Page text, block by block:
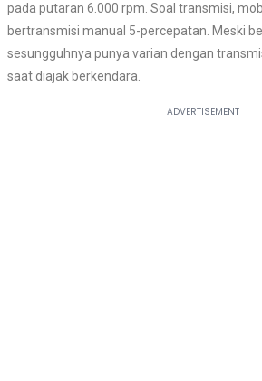
pada putaran 6.000 rpm. Soal transmisi,
bertransmisi manual 5-percepatan. Meski
sesungguhnya punya varian dengan
saat diajak berkendara.